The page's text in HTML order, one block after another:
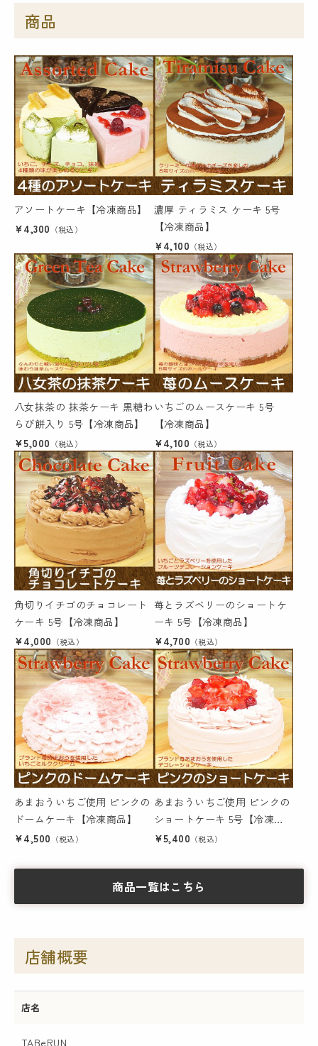
商品
アソートケーキ【冷凍商品】
¥4,300 （税込）
濃厚 ティラミス ケーキ 5号
【冷凍商品】
¥4,100 （税込）
八女抹茶の 抹茶ケーキ 黒糖わ
らび餅入り 5号【冷凍商品】
¥5,000 （税込）
いちごのムースケーキ 5号
【冷凍商品】
¥4,100 （税込）
角切りイチゴのチョコレート
ケーキ 5号【冷凍商品】
¥4,000 （税込）
苺とラズベリーのショートケ
ーキ 5号【冷凍商品】
¥4,700 （税込）
あまおういちご使用 ピンクの
ドームケーキ【冷凍商品】
¥4,500 （税込）
あまおういちご使用 ピンクの
ショートケーキ 5号【冷凍商
品】
¥5,400 （税込）
商品一覧はこちら
店舗概要
店名
TABeRUN